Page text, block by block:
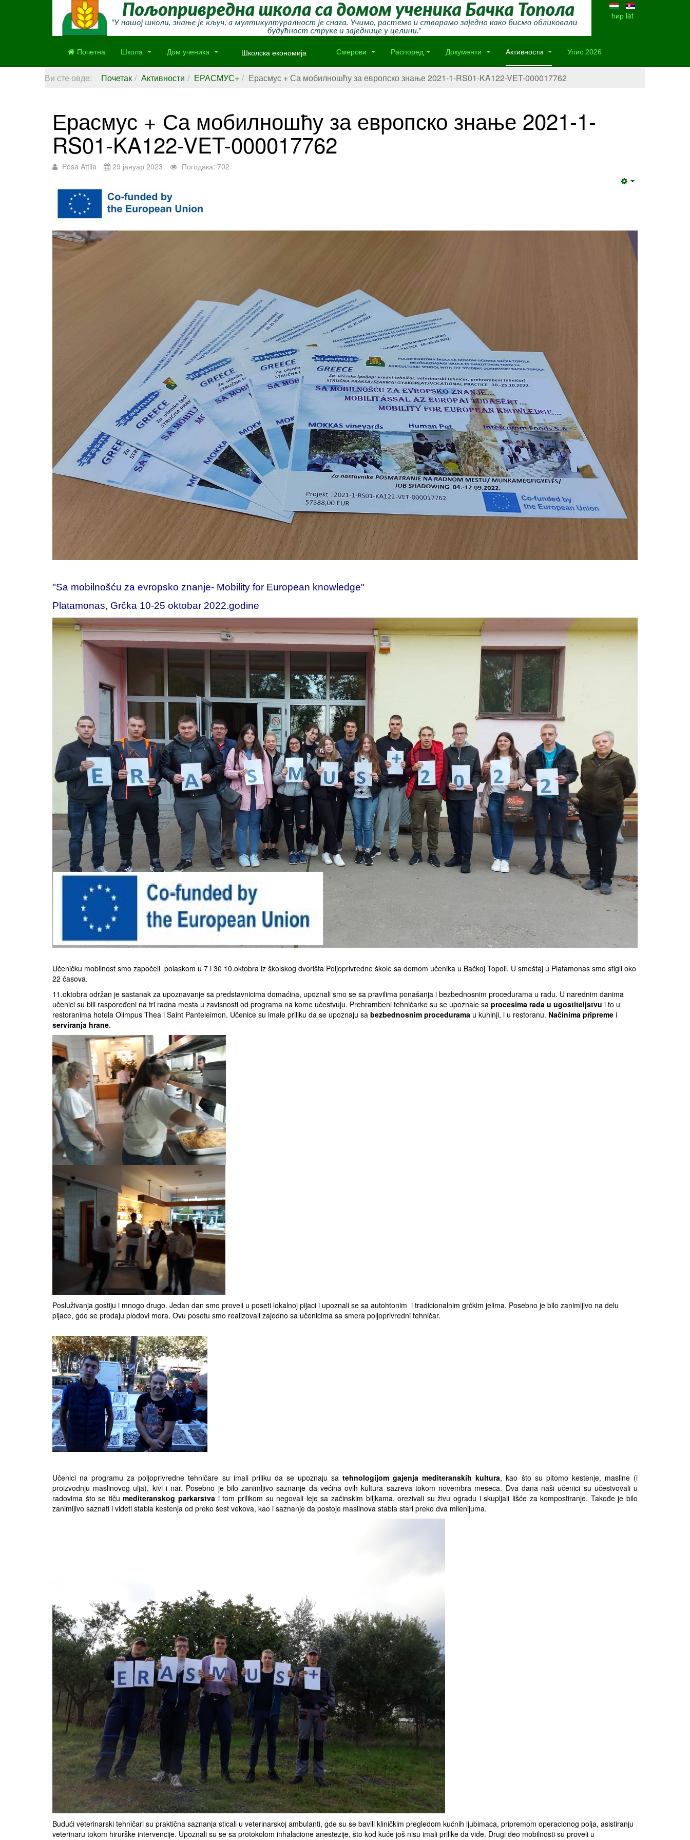
ћир lat
Почетна Школа Дом ученика Школска економија Смерови Распоред Документи Активности Упис 2026
Ви сте овде: Почетак Активности ЕРАСМУС+ Ерасмус + Са мобилношћу за европско знање 2021-1-RS01-KA122-VET-000017762
Ерасмус + Са мобилношћу за европско знање 2021-1-
RS01-KA122-VET-000017762
Pósa Attila 29 јануар 2023 Погодака: 702
"Sa mobilnošću za evropsko znanje- Mobility for European knowledge"
Platamonas, Grčka 10-25 oktobar 2022.godine
Učeničku mobilnost smo započeli polaskom u 7 i 30 10.oktobra iz školskog dvorišta Poljoprivredne škole sa domom učenika u Bačkoj Topoli. U smeštaj u Platamonas smo stigli oko
22 časova.
11.oktobra održan je sastanak za upoznavanje sa predstavnicima domaćina, upoznali smo se sa pravilima ponašanja i bezbednosnim procedurama u radu. U narednim danima
učenici su bili raspoređeni na tri radna mesta u zavisnosti od programa na kome učestvuju. Prehrambeni tehničarke su se upoznale sa procesima rada u ugostiteljstvu i to u
restoranima hotela Olimpus Thea i Saint Panteleimon. Učenice su imale priliku da se upoznaju sa bezbednosnim procedurama u kuhinji, i u restoranu. Načinima pripreme i
serviranja hrane.
Posluživanja gostiju i mnogo drugo. Jedan dan smo proveli u poseti lokalnoj pijaci i upoznali se sa autohtonim i tradicionalnim grčkim jelima. Posebno je bilo zanimljivo na delu
pijace, gde se prodaju plodovi mora. Ovu posetu smo realizovali zajedno sa učenicima sa smera poljoprivredni tehničar.
Učenici na programu za poljoprivredne tehničare su imali priliku da se upoznaju satehnologijom gajenja mediteranskih kultura, kao što su pitomo kestenje, masline (i
proizvodnju maslinovog ulja), kivi i nar. Posebno je bilo zanimljivo saznanje da većina ovih kultura sazreva tokom novembra meseca. Dva dana naši učenici su učestvovali u
radovima što se tičumediteranskog parkarstva i tom prilikom su negovali leje sa začinskim biljkama, orezivali su živu ogradu i skupljali lišće za kompostiranje. Takođe je bilo
zanimljivo saznati i videti stabla kestenja od preko šest vekova, kao i saznanje da postoje maslinova stabla stari preko dva milenijuma.
Budući veterinarski tehničari su praktična saznanja sticali u veterinarskoj ambulanti, gde su se bavili kliničkim pregledom kućnih ljubimaca, pripremom operacionog polja, asistiranju
veterinaru tokom hirurške intervencije. Upoznali su se sa protokolom inhalacione anestezije, što kod kuće još nisu imali prilike da vide. Drugi deo mobilnosti su proveli u